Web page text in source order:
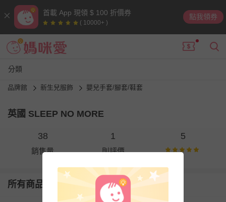
首載 App 現領 $ 100 折價券
( 10000+ )
點我領券
分類
品牌館 新生兒服飾 嬰兒手套/腳套/鞋套
英國 SLEEP NO MORE
38
銷售量
1
則評價
5
所有商品